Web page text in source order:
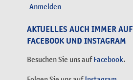
Anmelden
AKTUELLES AUCH IMMER AUF
FACEBOOK UND INSTAGRAM
Besuchen Sie uns aufFacebook.